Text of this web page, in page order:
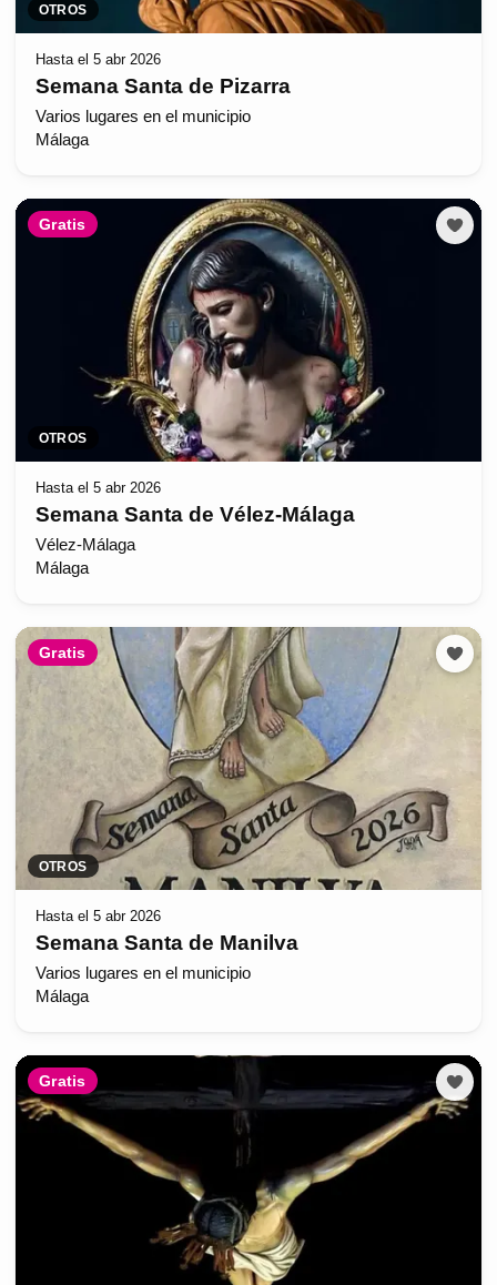
OTROS
Hasta el 5 abr 2026
Semana Santa de Pizarra
Varios lugares en el municipio
Málaga
Gratis
OTROS
Hasta el 5 abr 2026
Semana Santa de Vélez-Málaga
Vélez-Málaga
Málaga
Gratis
OTROS
Hasta el 5 abr 2026
Semana Santa de Manilva
Varios lugares en el municipio
Málaga
Gratis